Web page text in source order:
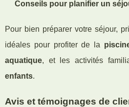
Conseils pour planifier un
Pour bien préparer votre séjour,
idéales pour profiter de la
aquatique, et les activités
enfants.
Avis et témoignages de